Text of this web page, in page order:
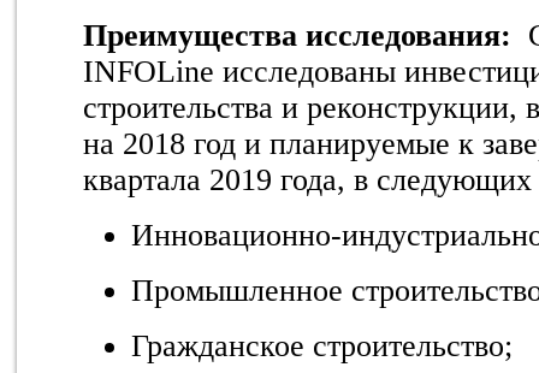
Преимущества исследования:
INFOLine исследованы
строительства и
на 2018 год и планируемые к
квартала 2019 года, в следующих
Инновационно-
Промышленное
Гражданское строительство;